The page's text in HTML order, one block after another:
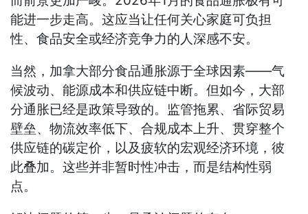
能进一步走高。这应当让任何关心家庭可负担
性、食品安全或经济竞争力的人深感不安。
当然，加拿大部分食品通胀源于全球因素——气
候波动、能源成本和供应链中断。但如今，大部
分通胀已经是政策导致的。监管拖累、省际贸易
壁垒、物流效率低下、合规成本上升、贯穿整个
供应链的碳定价，以及疲软的宏观经济环境，彼
此叠加。这些并非暂时性冲击，而是结构性弱
点。